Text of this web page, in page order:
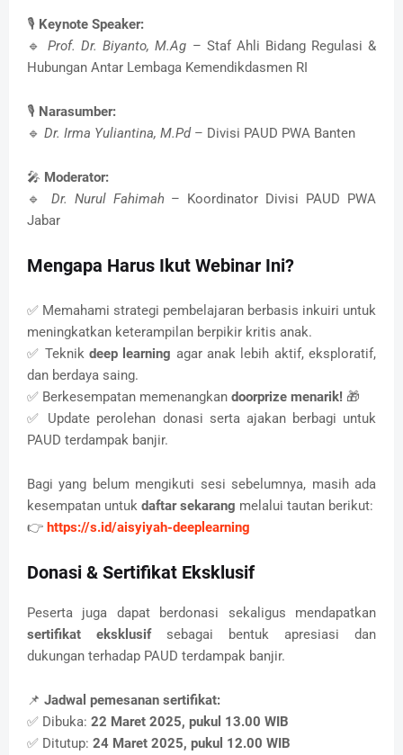
🎙 Keynote Speaker:
🔹Prof. Dr. Biyanto, M.Ag – Staf Ahli Bidang Regulasi &
Hubungan Antar Lembaga Kemendikdasmen RI
🎙 Narasumber:
🔹 Dr. Irma Yuliantina, M.Pd– Divisi PAUD PWA Banten
🎤 Moderator:
🔹 Dr. Nurul Fahimah – Koordinator Divisi PAUD PWA
Jabar
Mengapa Harus Ikut Webinar Ini?
✅ Memahami strategi pembelajaran berbasis inkuiri untuk
meningkatkan keterampilan berpikir kritis anak.
✅ Teknik deep learning agar anak lebih aktif, eksploratif,
dan berdaya saing.
✅ Berkesempatan memenangkan doorprize menarik! 🎁
✅ Update perolehan donasi serta ajakan berbagi untuk
PAUD terdampak banjir.
Bagi yang belum mengikuti sesi sebelumnya, masih ada
kesempatan untuk daftar sekarang melalui tautan berikut:
👉 https://s.id/aisyiyah-deeplearning
Donasi & Sertifikat Eksklusif
Peserta juga dapat berdonasi sekaligus mendapatkan
sertifikat eksklusifsebagai bentuk apresiasi dan
dukungan terhadap PAUD terdampak banjir.
📌 Jadwal pemesanan sertifikat:
✅ Dibuka: 22 Maret 2025, pukul 13.00 WIB
✅ Ditutup: 24 Maret 2025, pukul 12.00 WIB